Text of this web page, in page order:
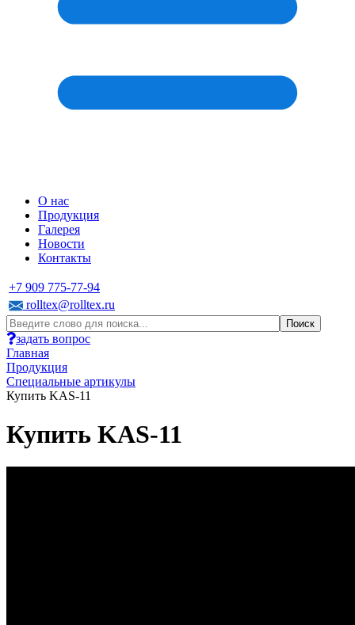
О нас
Продукция
Галерея
Новости
Контакты
+7 909 775-77-94
rolltex@rolltex.ru
задать вопрос
Главная
Продукция
Специальные артикулы
Купить KAS-11
Купить KAS-11